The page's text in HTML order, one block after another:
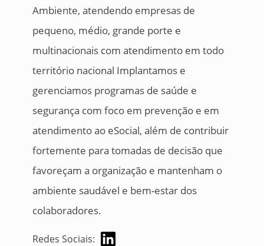
Ambiente, atendendo empresas de
pequeno, médio, grande porte e
multinacionais com atendimento em todo
território nacional Implantamos e
gerenciamos programas de saúde e
segurança com foco em prevenção e em
atendimento ao eSocial, além de contribuir
fortemente para tomadas de decisão que
favoreçam a organização e mantenham o
ambiente saudável e bem-estar dos
colaboradores.
Redes Sociais: